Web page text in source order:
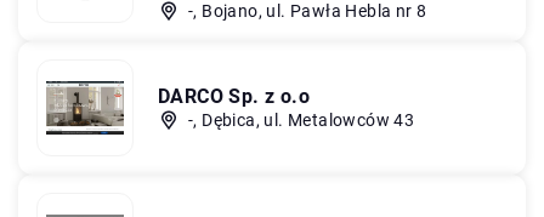
-, Bojano, ul. Pawła Hebla nr 8
DARCO Sp. z o.o
-, Dębica, ul. Metalowców 43